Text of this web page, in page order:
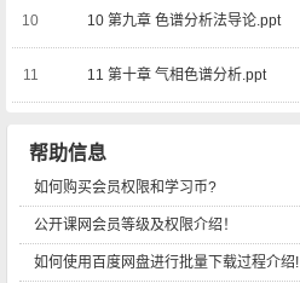
10 10 第九章 色谱分析法导论.ppt
11 11 第十章 气相色谱分析.ppt
帮助信息
如何购买会员权限和学习币?
公开课网会员等级及权限介绍！
如何使用百度网盘进行批量下载过程介绍!